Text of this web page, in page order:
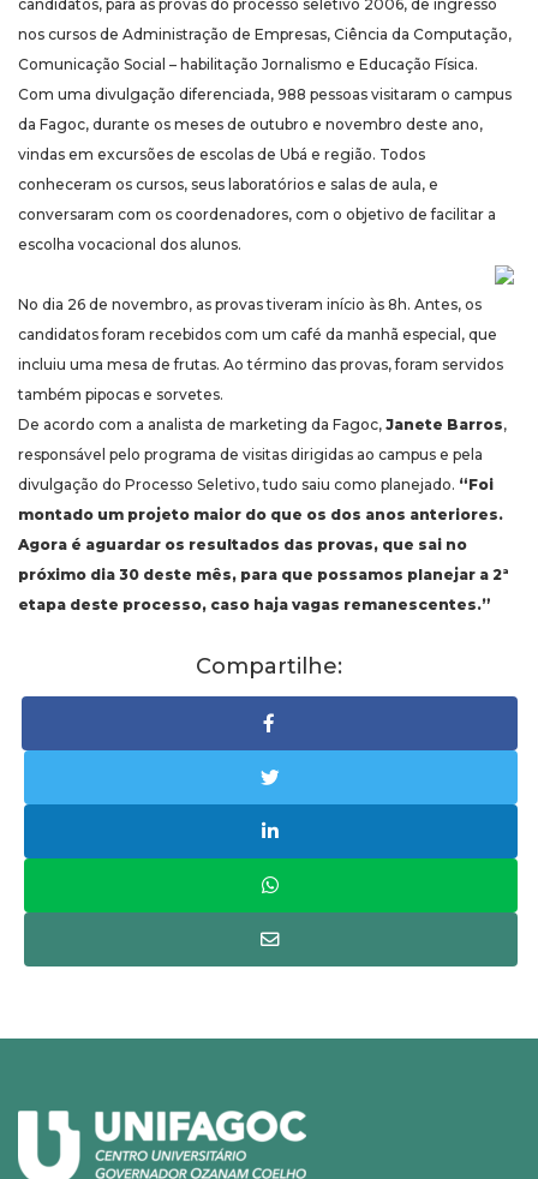
candidatos, para as provas do processo seletivo 2006, de ingresso
nos cursos de Administração de Empresas, Ciência da Computação,
Comunicação Social – habilitação Jornalismo e Educação Física.
Com uma divulgação diferenciada, 988 pessoas visitaram o campus
da Fagoc, durante os meses de outubro e novembro deste ano,
vindas em excursões de escolas de Ubá e região. Todos
conheceram os cursos, seus laboratórios e salas de aula, e
conversaram com os coordenadores, com o objetivo de facilitar a
escolha vocacional dos alunos.
No dia 26 de novembro, as provas tiveram início às 8h. Antes, os
candidatos foram recebidos com um café da manhã especial, que
incluiu uma mesa de frutas. Ao término das provas, foram servidos
também pipocas e sorvetes.
De acordo com a analista de marketing da Fagoc, Janete Barros,
responsável pelo programa de visitas dirigidas ao campus e pela
divulgação do Processo Seletivo, tudo saiu como planejado. “Foi
montado um projeto maior do que os dos anos anteriores.
Agora é aguardar os resultados das provas, que sai no
próximo dia 30 deste mês, para que possamos planejar a 2ª
etapa deste processo, caso haja vagas remanescentes.”
Compartilhe: